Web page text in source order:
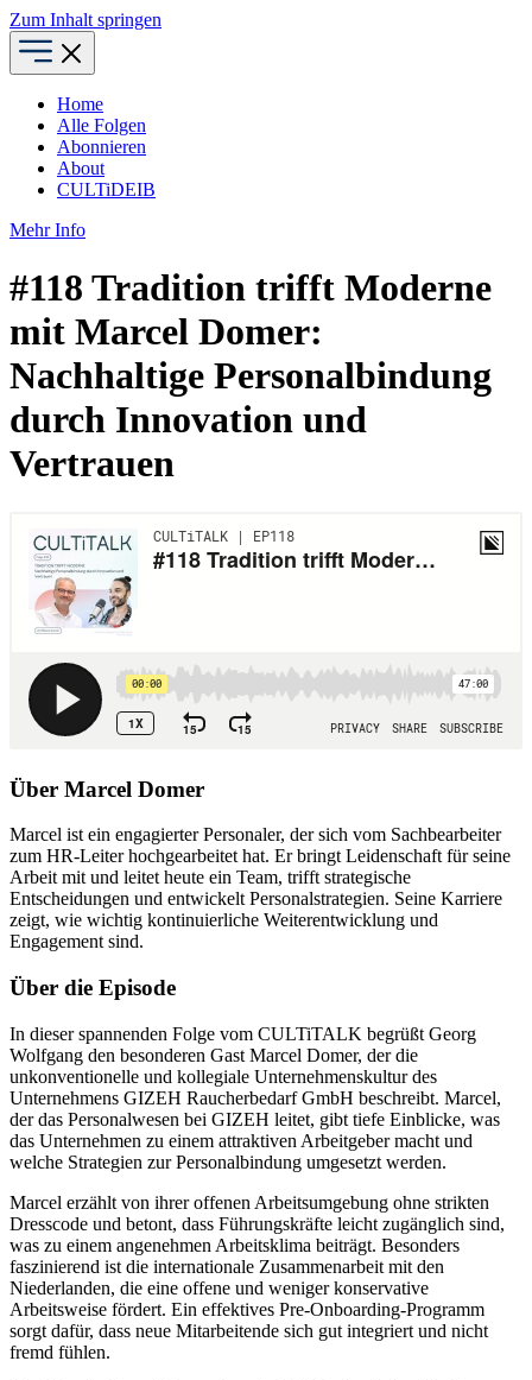
Zum Inhalt springen
Home
Alle Folgen
Abonnieren
About
CULTiDEIB
Mehr Info
#118 Tradition trifft Moderne
mit Marcel Domer:
Nachhaltige Personalbindung
durch Innovation und
Vertrauen
Über Marcel Domer
Marcel ist ein engagierter Personaler, der sich vom Sachbearbeiter
zum HR-Leiter hochgearbeitet hat. Er bringt Leidenschaft für seine
Arbeit mit und leitet heute ein Team, trifft strategische
Entscheidungen und entwickelt Personalstrategien. Seine Karriere
zeigt, wie wichtig kontinuierliche Weiterentwicklung und
Engagement sind.
Über die Episode
In dieser spannenden Folge vom CULTiTALK begrüßt Georg
Wolfgang den besonderen Gast Marcel Domer, der die
unkonventionelle und kollegiale Unternehmenskultur des
Unternehmens GIZEH Raucherbedarf GmbH beschreibt. Marcel,
der das Personalwesen bei GIZEH leitet, gibt tiefe Einblicke, was
das Unternehmen zu einem attraktiven Arbeitgeber macht und
welche Strategien zur Personalbindung umgesetzt werden.
Marcel erzählt von ihrer offenen Arbeitsumgebung ohne strikten
Dresscode und betont, dass Führungskräfte leicht zugänglich sind,
was zu einem angenehmen Arbeitsklima beiträgt. Besonders
faszinierend ist die internationale Zusammenarbeit mit den
Niederlanden, die eine offene und weniger konservative
Arbeitsweise fördert. Ein effektives Pre-Onboarding-Programm
sorgt dafür, dass neue Mitarbeitende sich gut integriert und nicht
fremd fühlen.